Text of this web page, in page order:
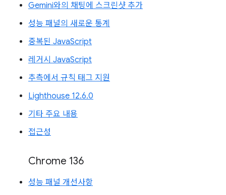
Gemini와의 채팅에 스크린샷 추가
성능 패널의 새로운 통계
중복된 JavaScript
레거시 JavaScript
추측에서 규칙 태그 지원
Lighthouse 12.6.0
기타 주요 내용
접근성
Chrome 136
성능 패널 개선사항